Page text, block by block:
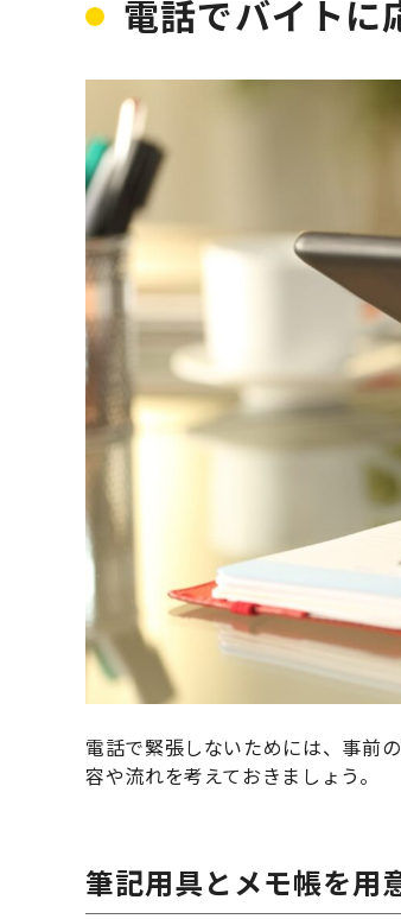
電話でバイトに
電話で緊張しないためには、事前
容や流れを考えておきましょう。
筆記用具とメモ帳を用